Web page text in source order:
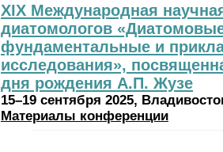
XIХ Международная
диатомологов
фундаментальные и
исследования»,
дня рождения А.П. Жузе
15–19 сентября 2025,
Материалы конференции